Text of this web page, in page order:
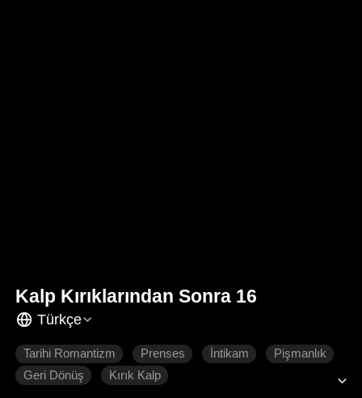
Kalp Kırıklarından Sonra 16
Türkçe
Tarihi Romantizm Prenses İntikam
Pişmanlık
Geri Dönüş
Kırık Kalp